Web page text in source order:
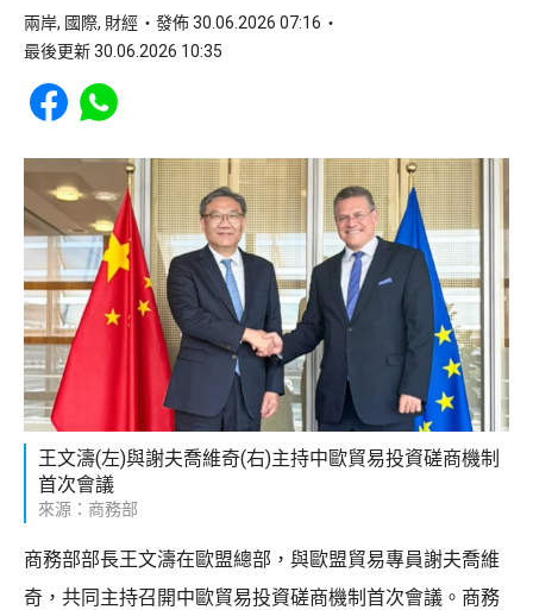
兩岸, 國際, 財經
發佈 30.06.2026 07:16
最後更新 30.06.2026 10:35
Share to Facebook
Share to WhatsApp
王文濤(左)與謝夫喬維奇(右)主持中歐貿易投資磋商機制
首次會議
來源：商務部
商務部部長王文濤在歐盟總部，與歐盟貿易專員謝夫喬維
奇，共同主持召開中歐貿易投資磋商機制首次會議。商務